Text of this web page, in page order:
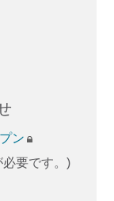
ン
必要です。)